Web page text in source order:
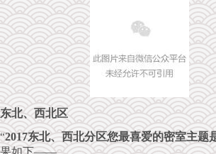
东北、西北区
“2017东北、西北分区您最喜爱的密室主题